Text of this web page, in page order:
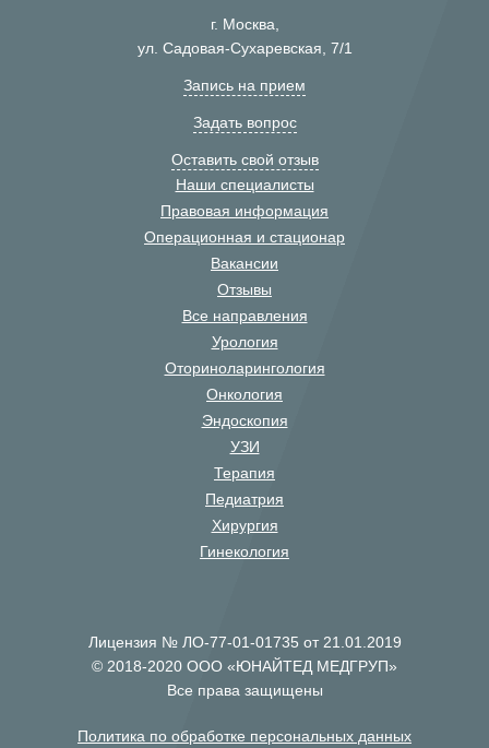
г. Москва,
ул. Садовая-Сухаревская, 7/1
Запись на прием
Задать вопрос
Оставить свой отзыв
Наши специалисты
Правовая информация
Операционная и стационар
Вакансии
Отзывы
Все направления
Урология
Оториноларингология
Онкология
Эндоскопия
УЗИ
Терапия
Педиатрия
Хирургия
Гинекология
Лицензия № ЛО-77-01-01735 от 21.01.2019
© 2018-2020 ООО «ЮНАЙТЕД МЕДГРУП»
Все права защищены
Политика по обработке персональных данных